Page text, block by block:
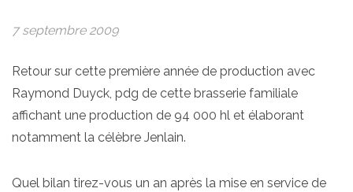
7 septembre 2009
Retour sur cette première année de production avec
Raymond Duyck, pdg de cette brasserie familiale
affichant une production de 94 000 hl et élaborant
notamment la célèbre Jenlain.
Quel bilan tirez-vous un an après la mise en service de